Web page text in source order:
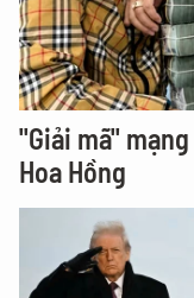
"Giải mã"
Hoa Hồng